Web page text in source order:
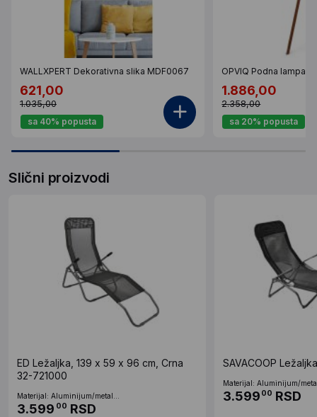
WALLXPERT Dekorativna slika MDF0067
621,00
1.035,00
sa 40% popusta
OPVIQ Podna lampa
1.886,00
2.358,00
sa 20% popusta
Slični proizvodi
ED Ležaljka, 139 x 59 x 96 cm, Crna
32-721000
Materijal: Aluminijum/metal...
3.599 00 RSD
SAVACOOP
Materijal: Aluminijum/
3.599 00 RSD